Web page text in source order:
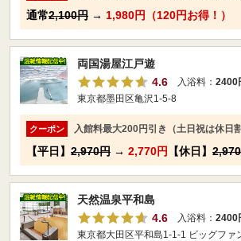
通常2,100円 → 1,980円（120円お得！）
両国湯屋江戸遊
4.6
入浴料： 2400
東京都墨田区亀沢1-5-8
クーポン 入館料最大200円引き（土日祝は休日
【平日】 2,970円 → 2,770円 【休日】
天然温泉平和島
4.6
入浴料： 2400
東京都大田区平和島1-1-1 ビッグファ